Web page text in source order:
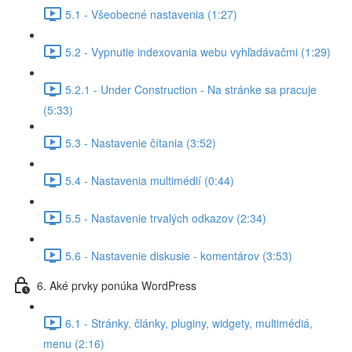
5.1 - Všeobecné nastavenia (1:27)
5.2 - Vypnutie indexovania webu vyhľadávačmi (1:29)
5.2.1 - Under Construction - Na stránke sa pracuje
(5:33)
5.3 - Nastavenie čítania (3:52)
5.4 - Nastavenia multimédií (0:44)
5.5 - Nastavenie trvalých odkazov (2:34)
5.6 - Nastavenie diskusie - komentárov (3:53)
6. Aké prvky ponúka WordPress
6.1 - Stránky, články, pluginy, widgety, multimédiá,
menu (2:16)